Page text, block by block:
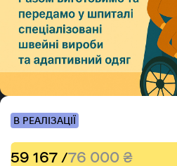
В РЕАЛІЗАЦІЇ
59 167 /76 000 ₴